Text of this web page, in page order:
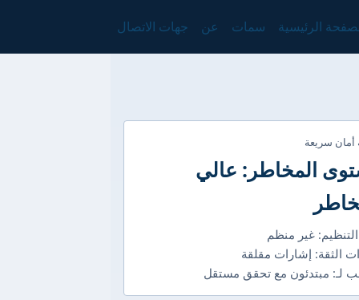
الرئيسية سمات عن جهات الاتصال
أمان سريعة
المخاطر: عالي
غير منظم
الثقة: إشارات مقلقة
لـ: مبتدئون مع تحقق مستقل